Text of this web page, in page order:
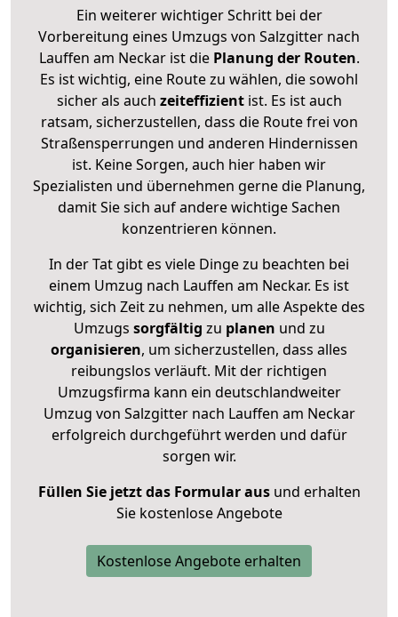
Ein weiterer wichtiger Schritt bei der
Vorbereitung eines Umzugs von Salzgitter nach
Lauffen am Neckar ist diePlanung der Routen.
Es ist wichtig, eine Route zu wählen, die sowohl
sicher als auch zeiteffizientist. Es ist auch
ratsam, sicherzustellen, dass die Route frei von
Straßensperrungen und anderen Hindernissen
ist. Keine Sorgen, auch hier haben wir
Spezialisten und übernehmen gerne die Planung,
damit Sie sich auf andere wichtige Sachen
konzentrieren können.
In der Tat gibt es viele Dinge zu beachten bei
einem Umzug nach Lauffen am Neckar. Es ist
wichtig, sich Zeit zu nehmen, um alle Aspekte des
Umzugs sorgfältig zu planen und zu
organisieren, um sicherzustellen, dass alles
reibungslos verläuft. Mit der richtigen
Umzugsfirma kann ein deutschlandweiter
Umzug von Salzgitter nach Lauffen am Neckar
erfolgreich durchgeführt werden und dafür
sorgen wir.
Füllen Sie jetzt das Formular ausund erhalten
Sie kostenlose Angebote
Kostenlose Angebote erhalten